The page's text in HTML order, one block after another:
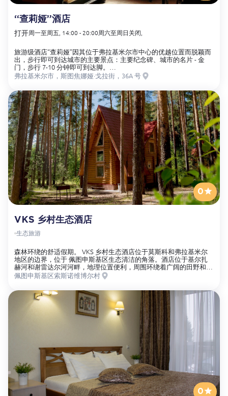
“查莉娅”酒店
打开周一至周五, 14:00 - 20:00周六至周日关闭,
旅游级酒店“查莉娅”因其位于弗拉基米尔市中心的优越位置而脱颖而
出，步行即可到达城市的主要景点：主要纪念碑、城市的名片 - 金
门，步行 7-10 分钟即可到达脚。
房间设施齐全。接待旅游团体的绝佳选择。
弗拉基米尔市，斯图焦娜娅·戈拉街，36A 号
VKS 乡村生态酒店
生态旅游
0
森林环绕的舒适假期。 VKS 乡村生态酒店位于莫斯科和弗拉基米尔
地区的边界，位于 佩图申斯基区生态清洁的角落。酒店位于基尔扎
赫河和谢雷达尔河河畔，地理位置便利，周围环绕着广阔的田野和松
树林，不仅是享受愉快假期的理想场所，也是保持和增强健康的理想
场所。
佩图申斯基区索斯诺维博尔村
0